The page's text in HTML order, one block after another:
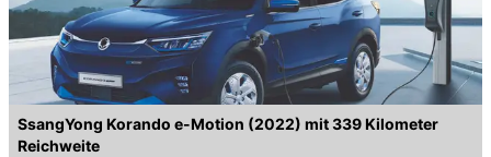
SsangYong Korando e-Motion (2022) mit 339 Kilometer
Reichweite